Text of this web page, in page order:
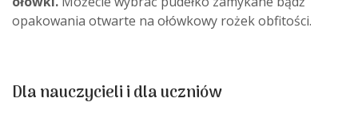
opakowania otwarte na ołówkowy rożek obfitości.
Dla nauczycieli i dla uczniów